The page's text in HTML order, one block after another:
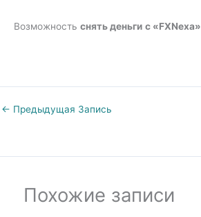
Возможность снять деньги с «FXNexa»
← Предыдущая Запись
Похожие записи